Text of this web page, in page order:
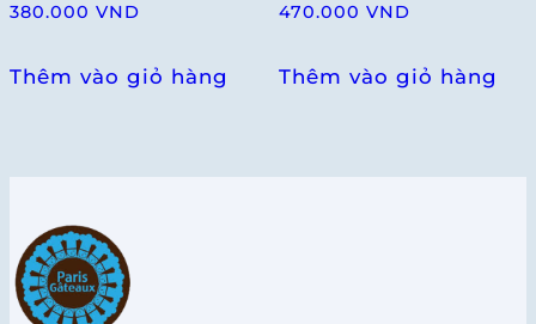
380.000 VND
Thêm vào giỏ hàng
470.000 VND
Thêm vào giỏ hàng